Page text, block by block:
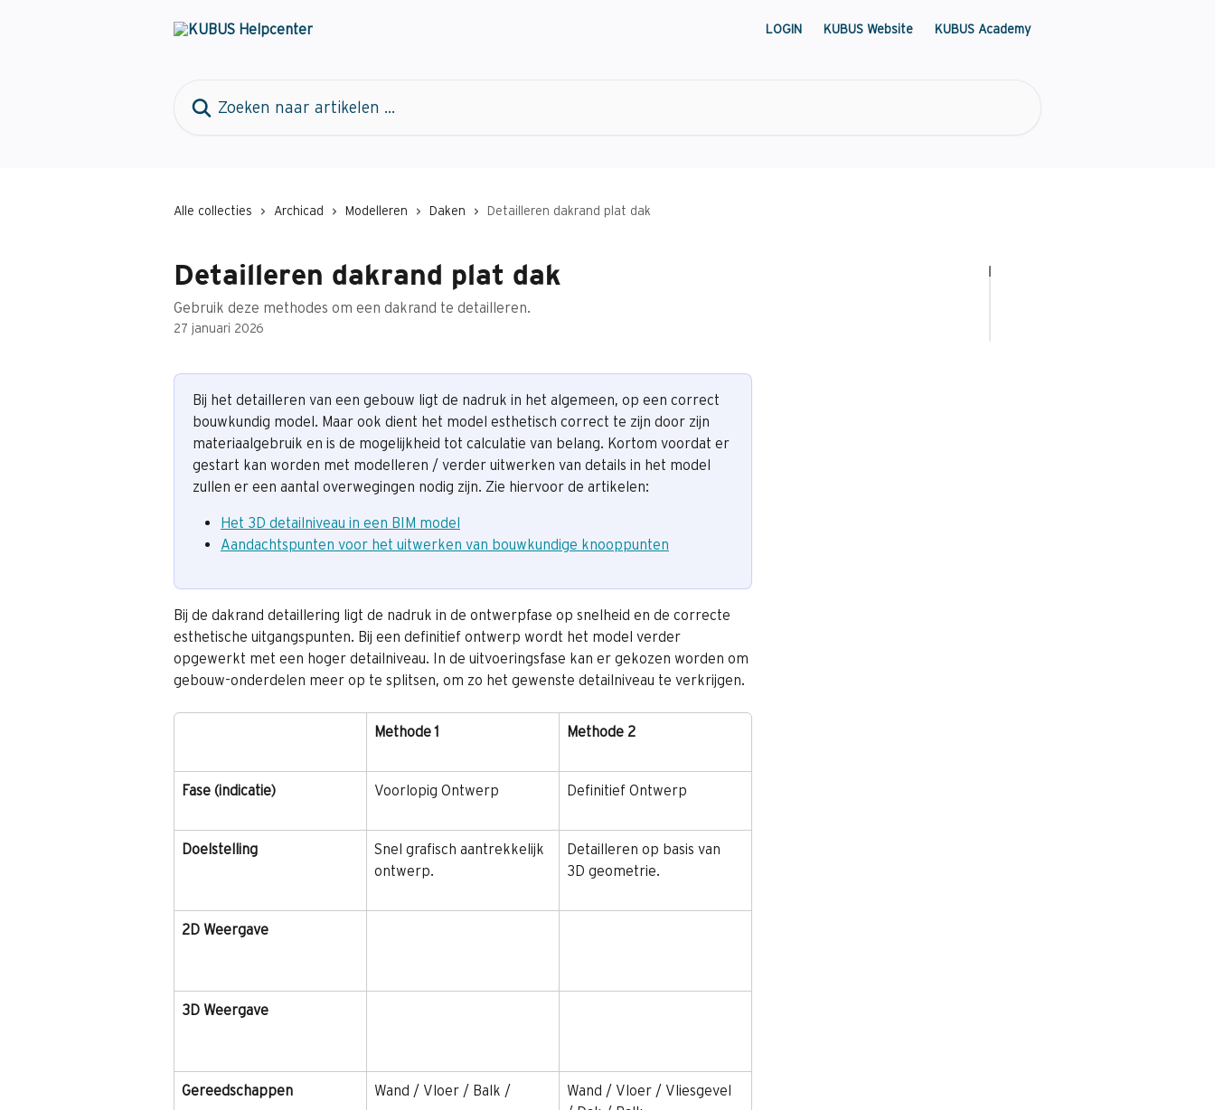
LOGIN KUBUS Website KUBUS Academy
Alle collecties Archicad Modelleren Daken Detailleren dakrand plat dak
Detailleren dakrand plat dak
Gebruik deze methodes om een dakrand te detailleren.
27 januari 2026
Bij het detailleren van een gebouw ligt de nadruk in het algemeen, op een correct
bouwkundig model. Maar ook dient het model esthetisch correct te zijn door zijn
materiaalgebruik en is de mogelijkheid tot calculatie van belang. Kortom voordat er
gestart kan worden met modelleren / verder uitwerken van details in het model
zullen er een aantal overwegingen nodig zijn. Zie hiervoor de artikelen:
Het 3D detailniveau in een BIM model
Aandachtspunten voor het uitwerken van bouwkundige knooppunten
Bij de dakrand detaillering ligt de nadruk in de ontwerpfase op snelheid en de correcte
esthetische uitgangspunten. Bij een definitief ontwerp wordt het model verder
opgewerkt met een hoger detailniveau. In de uitvoeringsfase kan er gekozen worden om
gebouw-onderdelen meer op te splitsen, om zo het gewenste detailniveau te verkrijgen.
Methode 1 Methode 2
Fase (indicatie) Voorlopig Ontwerp Definitief Ontwerp
Doelstelling
Snel grafisch aantrekkelijk
ontwerp.
Detailleren op basis van
3D geometrie.
2D Weergave
3D Weergave
Gereedschappen Wand / Vloer / Balk /
Wand / Vloer / Vliesgevel